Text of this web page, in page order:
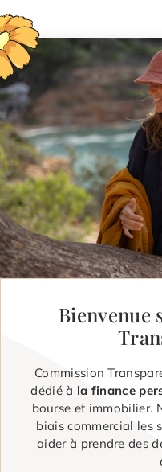
Bienvenue
Commission
dédié à la finance
bourse et immobilier.
biais commercial les
aider à prendre des